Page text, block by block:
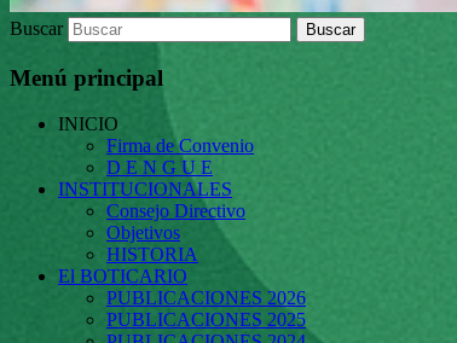
Buscar
Menú principal
INICIO
Firma de Convenio
D E N G U E
INSTITUCIONALES
Consejo Directivo
Objetivos
HISTORIA
El BOTICARIO
PUBLICACIONES 2026
PUBLICACIONES 2025